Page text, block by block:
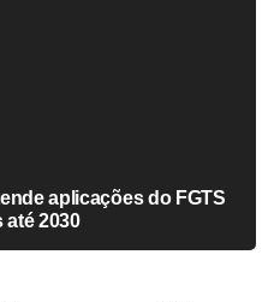
aplicações do FGTS
2030